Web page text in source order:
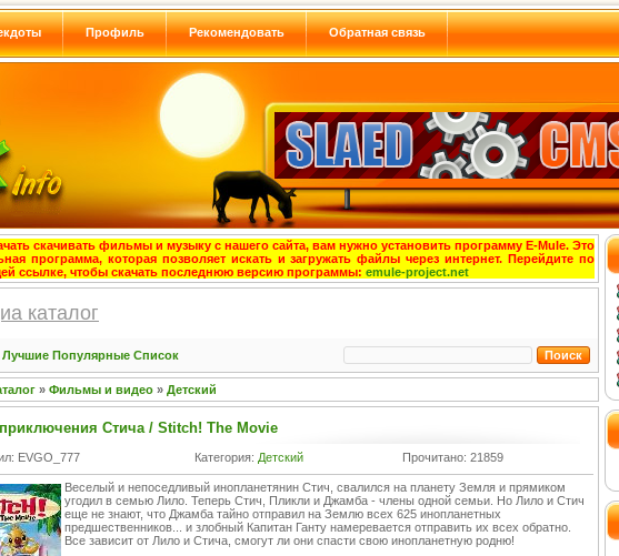
Профиль Рекомендовать Обратная связь
скачивать фильмы и музыку с нашего сайта, вам нужно установить программу E-Mule. Это
программа, которая позволяет искать и загружать файлы через интернет. Перейдите по
ссылке, чтобы скачать последнюю версию программы: emule-project.net
каталог
Лучшие Популярные Список
» Фильмы и видео » Детский
Стича / Stitch! The Movie
EVGO_777 Категория: Детский Прочитано: 21859
Веселый и непоседливый инопланетянин Стич, свалился на планету Земля и прямиком
угодил в семью Лило. Теперь Стич, Пликли и Джамба - члены одной семьи. Но Лило и Стич
еще не знают, что Джамба тайно отправил на Землю всех 625 инопланетных
предшественников... и злобный Капитан Ганту намеревается отправить их всех обратно.
Все зависит от Лило и Стича, смогут ли они спасти свою инопланетную родню!